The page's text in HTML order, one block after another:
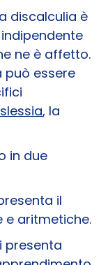
discalculia è
ne è affetto.
può essere
, la
in due
il
e aritmetiche.
presenta